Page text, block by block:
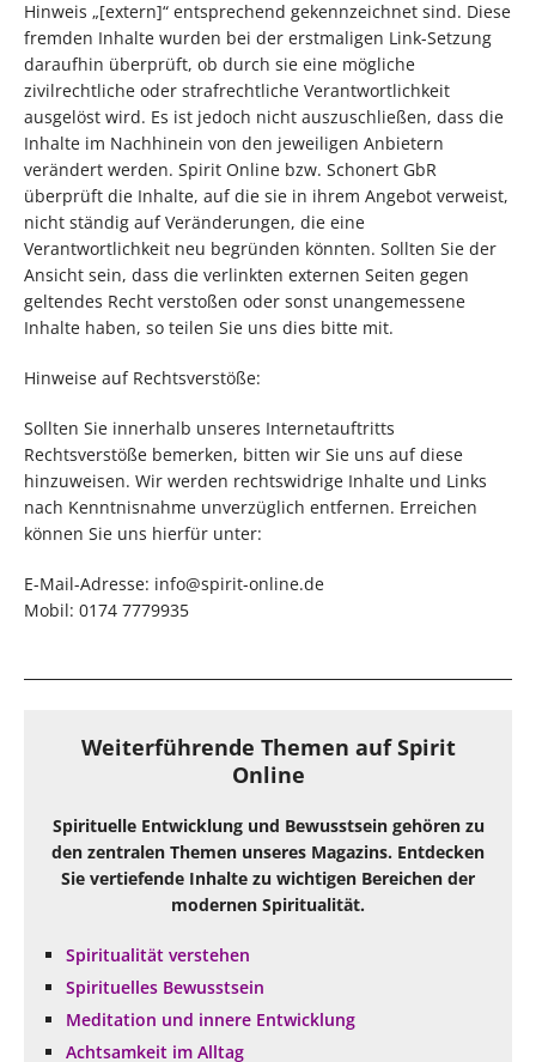
Hinweis „[extern]“ entsprechend gekennzeichnet sind. Diese
fremden Inhalte wurden bei der erstmaligen Link-Setzung
daraufhin überprüft, ob durch sie eine mögliche
zivilrechtliche oder strafrechtliche Verantwortlichkeit
ausgelöst wird. Es ist jedoch nicht auszuschließen, dass die
Inhalte im Nachhinein von den jeweiligen Anbietern
verändert werden. Spirit Online bzw. Schonert GbR
überprüft die Inhalte, auf die sie in ihrem Angebot verweist,
nicht ständig auf Veränderungen, die eine
Verantwortlichkeit neu begründen könnten. Sollten Sie der
Ansicht sein, dass die verlinkten externen Seiten gegen
geltendes Recht verstoßen oder sonst unangemessene
Inhalte haben, so teilen Sie uns dies bitte mit.
Hinweise auf Rechtsverstöße:
Sollten Sie innerhalb unseres Internetauftritts
Rechtsverstöße bemerken, bitten wir Sie uns auf diese
hinzuweisen. Wir werden rechtswidrige Inhalte und Links
nach Kenntnisnahme unverzüglich entfernen. Erreichen
können Sie uns hierfür unter:
E-Mail-Adresse: info@spirit-online.de
Mobil: 0174 7779935
Weiterführende Themen auf Spirit
Online
Spirituelle Entwicklung und Bewusstsein gehören zu
den zentralen Themen unseres Magazins. Entdecken
Sie vertiefende Inhalte zu wichtigen Bereichen der
modernen Spiritualität.
Spiritualität verstehen
Spirituelles Bewusstsein
Meditation und innere Entwicklung
Achtsamkeit im Alltag